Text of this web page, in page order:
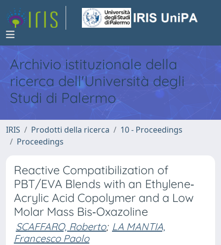
Archivio istituzionale della
ricerca dell'Università degli
Studi di Palermo
IRIS Prodotti della ricerca
10 - Proceedings
Proceedings
Reactive Compatibilization of
PBT/EVA Blends with an Ethylene‐
Acrylic Acid Copolymer and a Low
Molar Mass Bis‐Oxazoline
SCAFFARO, Roberto; LA MANTIA,
Francesco Paolo